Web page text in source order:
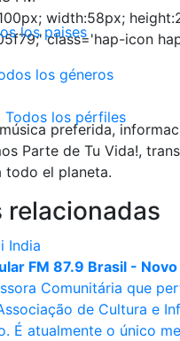
los paises
los géneros
Todos los pérfiles
width:58px;
class='hap-icon
preferida,
Parte de Tu Vida!,
todo el planeta.
relacionadas
FM 87.9 Brasil - Novo
Comunitária que
de Cultura e
É atualmente o único